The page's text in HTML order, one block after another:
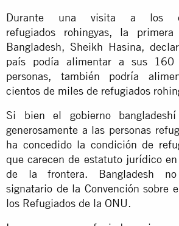
Durante una visita a los
refugiados rohingyas, la
Bangladesh, Sheikh Hasina,
país podía alimentar a sus 160
personas, también podría
cientos de miles de refugiados
Si bien el gobierno
generosamente a las personas
ha concedido la condición de
que carecen de estatuto jurídico
de la frontera. Bangladesh
signatario de la Convención sobre
los Refugiados de la ONU.